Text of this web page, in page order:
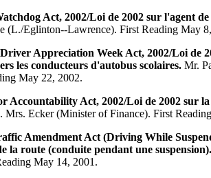
Act, 2002/Loi de 2002 sur l'agent
(L./Eglinton--Lawrence). First Reading May
Appreciation Week Act, 2002/Loi de
les conducteurs d'autobus scolaires. Mr.
May 22, 2002.
Accountability Act, 2002/Loi de 2002 sur
Mrs. Ecker (Minister of Finance). First
Amendment Act (Driving While
la route (conduite pendant une suspension).
May 14, 2001.